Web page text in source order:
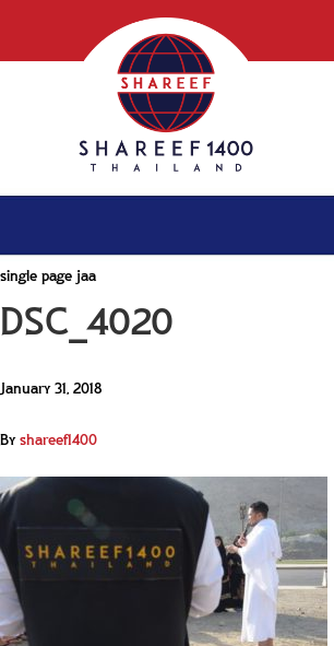
single page jaa
DSC_4020
January 31, 2018
Byshareef1400